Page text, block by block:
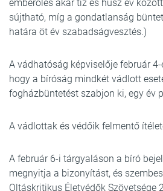
emberölés akár tíz és húsz év
sújtható, míg a gondatlanság
határa öt év szabadságvesztés.)
A vádhatóság képviselője február
hogy a bíróság mindkét vádlott
fogházbüntetést szabjon ki, egy év
A vádlottak és védőik felmentő
A február 6-i tárgyaláson a bíró
megnyitja a bizonyítást, és
Oltáskritikus Életvédők Szövetsége